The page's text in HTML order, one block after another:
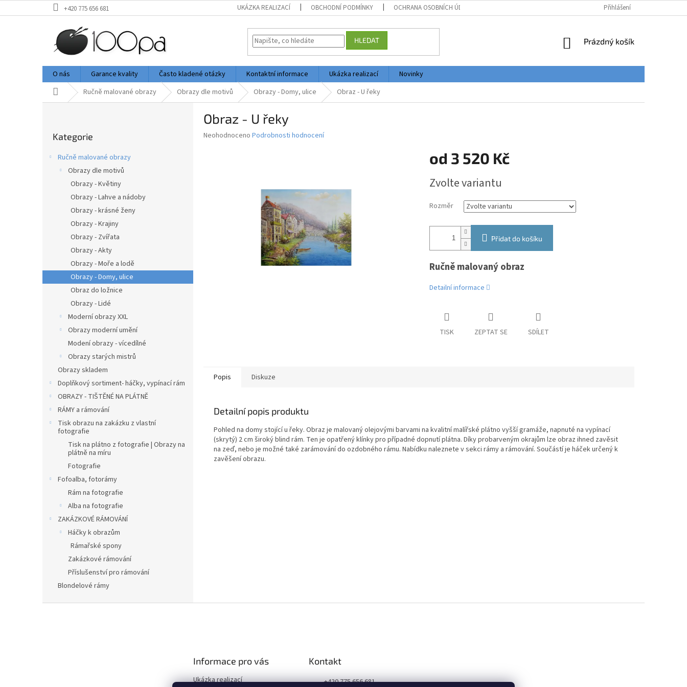
na
+420 775 656 681 UKÁZKA REALIZACÍ OBCHODNÍ PODMÍNKY OCHRANA OSOBNÍCH ÚDAJŮ Přihlášení
HLEDAT
NÁKUPNÍ
Prázdný košík
O nás Garance kvality Často kladené otázky Kontaktní informace Ukázka realizací
Novinky
Domů Ručně malované obrazy Obrazy dle motivů Obrazy - Domy, ulice Obraz - U řeky
kategorie
Kategorie
Ručně malované obrazy
Obrazy dle motivů
Obrazy - Květiny
Obrazy - Lahve a nádoby
Obrazy - krásné ženy
Obrazy - Krajiny
Obrazy - Zvířata
Obrazy - Akty
Obrazy - Moře a lodě
Obrazy - Domy, ulice
Obraz do ložnice
Obrazy - Lidé
Moderní obrazy XXL
Obrazy moderní umění
Modení obrazy - vícedílné
Obrazy starých mistrů
Obrazy skladem
Doplňkový sortiment- háčky, vypínací rám
OBRAZY - TIŠTĚNÉ NA PLÁTNĚ
RÁMY a rámování
Tisk obrazu na zakázku z vlastní
fotografie
Tisk na plátno z fotografie | Obrazy na
plátně na míru
Fotografie
Fofoalba, fotorámy
Rám na fotografie
Alba na fotografie
ZAKÁZKOVÉ RÁMOVÁNÍ
Háčky k obrazům
Rámařské spony
Zakázkové rámování
Příslušenství pro rámování
Blondelové rámy
Obraz - U řeky
Průměrné
Neohodnoceno Podrobnosti hodnocení
od 3 520 Kč
cena:
Zvolte variantu
Rozměr
Přidat do košíku
Ručně malovaný obraz
Detailní informace
TISK ZEPTAT SE SDÍLET
Popis Diskuze
Detailní popis produktu
Pohled na domy stojící u řeky. Obraz je malovaný olejovými barvami na kvalitní malířské plátno vyšší gramáže, napnuté na vypínací
(skrytý) 2 cm široký blind rám. Ten je opatřený klínky pro případné dopnutí plátna. Díky probarveným okrajům lze obraz ihned zavěsit
na zeď, nebo je možné také zarámování do ozdobného rámu. Nabídku naleznete v sekci rámy a rámování. Součástí je háček určený k
zavěšení obrazu.
Informace pro vás
Ukázka realizací
Kontakt
+420 775 656 681